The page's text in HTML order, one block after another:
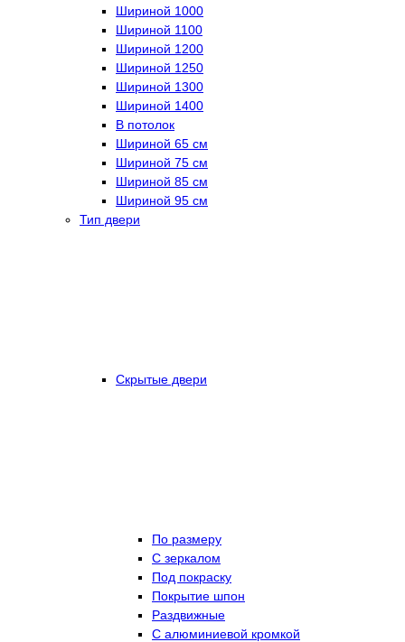
Шириной 1000
Шириной 1100
Шириной 1200
Шириной 1250
Шириной 1300
Шириной 1400
В потолок
Шириной 65 см
Шириной 75 см
Шириной 85 см
Шириной 95 см
Тип двери
Скрытые двери
По размеру
C зеркалом
Под покраску
Покрытие шпон
Раздвижные
С алюминиевой кромкой